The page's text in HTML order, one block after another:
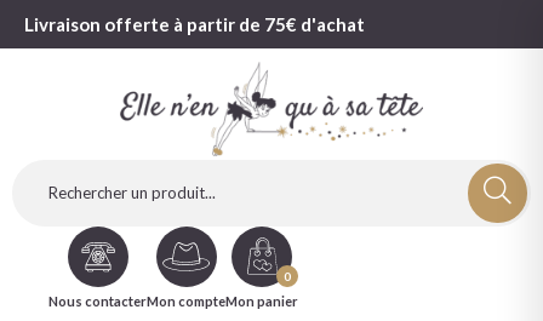
Livraison offerte à partir de 75€ d'achat
Nous contacterMon compte
0
Mon panier